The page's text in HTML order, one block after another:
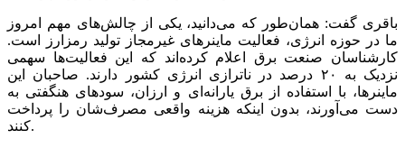
باقری گفت: همان‌طور که می‌دانید، یکی از چالش‌های مهم امروز
ما در حوزه انرژی، فعالیت ماینر‌های غیرمجاز تولید رمزارز است.
کارشناسان صنعت برق اعلام کرده‌اند که این فعالیت‌ها سهمی
نزدیک به ۲۰ درصد در ناترازی انرژی کشور دارند. صاحبان این
ماینرها، با استفاده از برق یارانه‌ای و ارزان، سود‌های هنگفتی به
دست می‌آورند، بدون اینکه هزینه واقعی مصرف‌شان را پرداخت
کنند.